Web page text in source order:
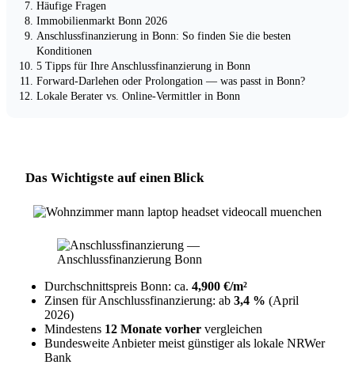
Häufige Fragen
Immobilienmarkt Bonn 2026
Anschlussfinanzierung in Bonn: So finden Sie die besten
Konditionen
5 Tipps für Ihre Anschlussfinanzierung in Bonn
Forward-Darlehen oder Prolongation — was passt in Bonn?
Lokale Berater vs. Online-Vermittler in Bonn
Das Wichtigste auf einen Blick
Durchschnittspreis Bonn: ca. 4,900 €/m²
Zinsen für Anschlussfinanzierung: ab 3,4 % (April
2026)
Mindestens 12 Monate vorher vergleichen
Bundesweite Anbieter meist günstiger als lokale NRWer
Bank